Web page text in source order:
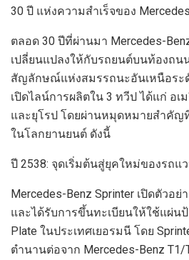
30 ปี แห่งความสำเร็จของ
ตลอด 30 ปีที่ผ่านมา Mercedes-
เปลี่ยนแปลงให้กับรถยนต์บนท้องถน
สัญลักษณ์แห่งสมรรถนะอันเหนือร
เปิดไลน์การผลิตใน 3 ทวีป ได้แก่ อเ
และยุโรป โดยผ่านหมุดหมายสำคัญ
ในโลกยานยนต์ ดังนี้
ปี 2538: จุดเริ่มต้นสู่ยุคใหม่ของรถแ
Mercedes-Benz Sprinter เปิดตัวอย่
และได้รับการขึ้นทะเบียนให้ใช้แผ่น
Plate ในประเทศเยอรมนี โดย
ตำนานต่อจาก Mercedes-Benz T1/